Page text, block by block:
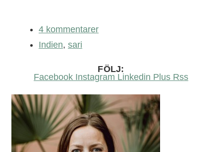
4 kommentarer
Indien, sari
FÖLJ:
Facebook Instagram Linkedin Plus Rss